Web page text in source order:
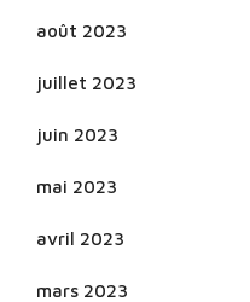
août 2023
juillet 2023
juin 2023
mai 2023
avril 2023
mars 2023